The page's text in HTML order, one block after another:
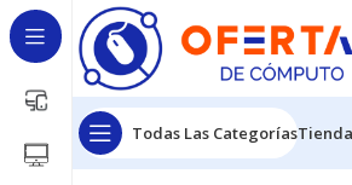
Todas Las CategoríasTienda